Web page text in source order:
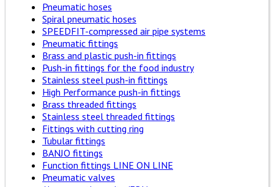
Pneumatic hoses
Spiral pneumatic hoses
SPEEDFIT-compressed air pipe systems
Pneumatic fittings
Brass and plastic push-in fittings
Push-in fittings for the food industry
Stainless steel push-in fittings
High Performance push-in fittings
Brass threaded fittings
Stainless steel threaded fittings
Fittings with cutting ring
Tubular fittings
BANJO fittings
Function fittings LINE ON LINE
Pneumatic valves